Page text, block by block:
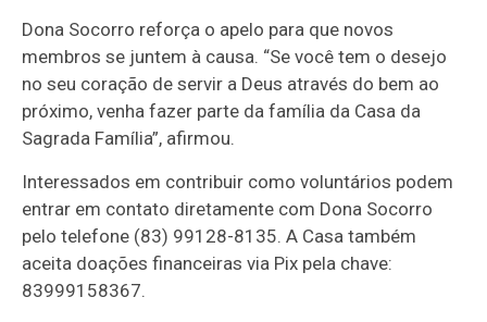
Dona Socorro reforça o apelo para que novos
membros se juntem à causa. “Se você tem o desejo
no seu coração de servir a Deus através do bem ao
próximo, venha fazer parte da família da Casa da
Sagrada Família”, afirmou.
Interessados em contribuir como voluntários podem
entrar em contato diretamente com Dona Socorro
pelo telefone (83) 99128-8135. A Casa também
aceita doações financeiras via Pix pela chave:
83999158367.